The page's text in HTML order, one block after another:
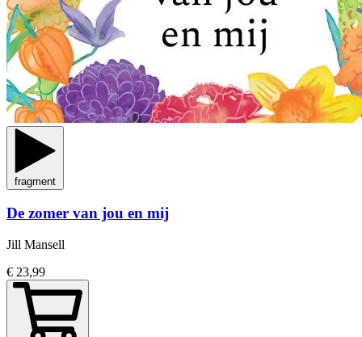
fragment
De zomer van jou en mij
Jill Mansell
€ 23,99